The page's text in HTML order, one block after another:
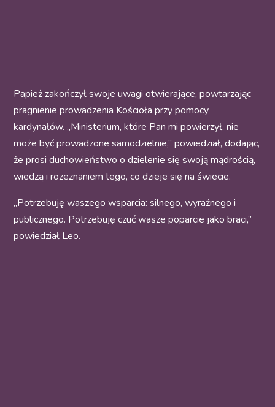
Papież zakończył swoje uwagi otwierające, powtarzając
pragnienie prowadzenia Kościoła przy pomocy
kardynałów. „Ministerium, które Pan mi powierzył, nie
może być prowadzone samodzielnie,” powiedział, dodając,
że prosi duchowieństwo o dzielenie się swoją mądrością,
wiedzą i rozeznaniem tego, co dzieje się na świecie.
„Potrzebuję waszego wsparcia: silnego, wyraźnego i
publicznego. Potrzebuję czuć wasze poparcie jako braci,”
powiedział Leo.